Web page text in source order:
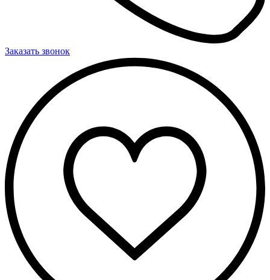
Заказать звонок